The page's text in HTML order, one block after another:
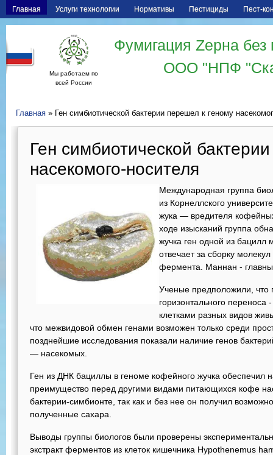
Главная Услуги технологии Нормативы Пестициды Пест-
Мы работаем по
всей России
Фумигация Zерна
ООО "НПФ
Главная » Ген симбиотической бактерии перешел к геному
Ген симбиотической
насекомого-носителя
Международная группа
из Корнеллского
жука — вредителя
ходе изысканий группа
жучка ген одной из бацилл
отвечает за сборку
фермента. Маннан -
Ученые предположили, что
горизонтального
клетками разных видов
что межвидовой обмен генами возможен только среди
позднейшие исследования показали наличие генов
— насекомых.
Ген из ДНК бациллы в геноме кофейного жучка обеспечил
преимущество перед другими видами питающихся кофе
бактерии-симбионте, так как и без нее он получил
полученные сахара.
Выводы группы биологов были проверены
экстракт ферментов из клеток кишечника Hypothenemus